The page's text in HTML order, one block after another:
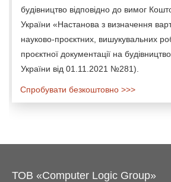
будівництво відповідно до вимог
України «Настанова з визначення
науково-проєктних, вишукувальних
проєктної документації на
України від 01.11.2021 №281).
Спробувати безкоштовно >>>
ТОВ «Computer Logic Group»